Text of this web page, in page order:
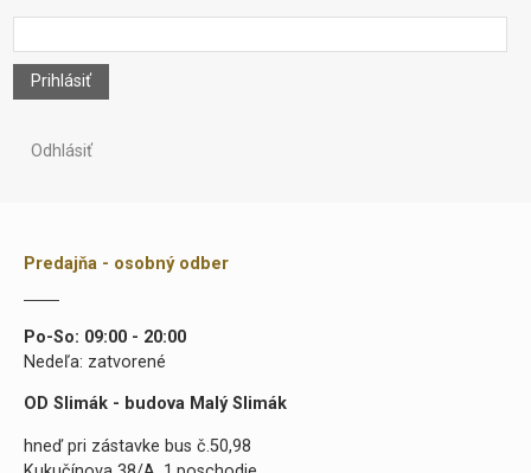
Prihlásiť
Odhlásiť
Predajňa - osobný odber
Po-So: 09:00 - 20:00
Nedeľa: zatvorené
OD Slimák - budova Malý Slimák
hneď pri zástavke bus č.50,98